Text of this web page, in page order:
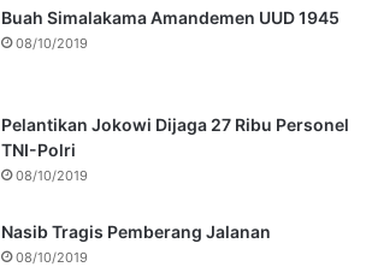
Buah Simalakama Amandemen UUD 1945
08/10/2019
Pelantikan Jokowi Dijaga 27 Ribu Personel
TNI-Polri
08/10/2019
Nasib Tragis Pemberang Jalanan
08/10/2019